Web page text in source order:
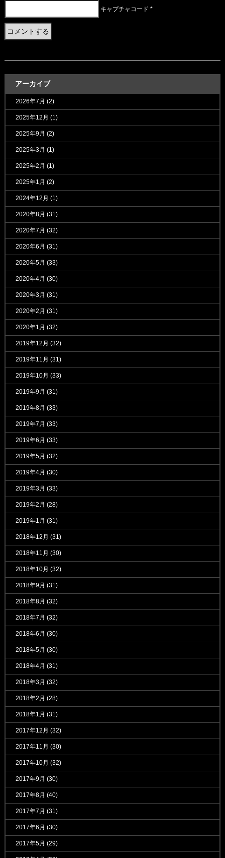
キャプチャコード *
アーカイブ
2026年7月 (2)
2025年12月 (1)
2025年9月 (2)
2025年3月 (1)
2025年2月 (1)
2025年1月 (2)
2024年12月 (1)
2020年8月 (31)
2020年7月 (32)
2020年6月 (31)
2020年5月 (33)
2020年4月 (30)
2020年3月 (31)
2020年2月 (31)
2020年1月 (32)
2019年12月 (32)
2019年11月 (31)
2019年10月 (33)
2019年9月 (31)
2019年8月 (33)
2019年7月 (33)
2019年6月 (33)
2019年5月 (32)
2019年4月 (30)
2019年3月 (33)
2019年2月 (28)
2019年1月 (31)
2018年12月 (31)
2018年11月 (30)
2018年10月 (32)
2018年9月 (31)
2018年8月 (32)
2018年7月 (32)
2018年6月 (30)
2018年5月 (30)
2018年4月 (31)
2018年3月 (32)
2018年2月 (28)
2018年1月 (31)
2017年12月 (32)
2017年11月 (30)
2017年10月 (32)
2017年9月 (30)
2017年8月 (40)
2017年7月 (31)
2017年6月 (30)
2017年5月 (29)